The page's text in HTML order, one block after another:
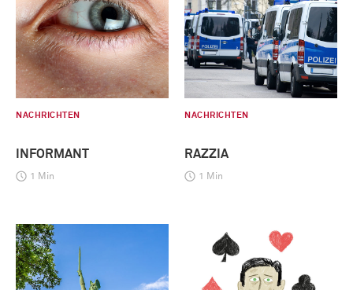
NACHRICHTEN
INFORMANT
1 Min
NACHRICHTEN
RAZZIA
1 Min